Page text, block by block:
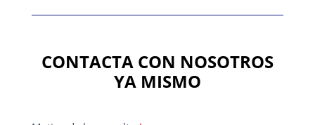
CONTACTA CON NOSOTROS
YA MISMO